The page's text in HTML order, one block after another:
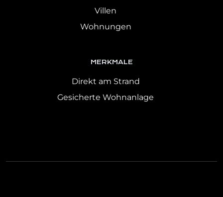
Villen
Wohnungen
MERKMALE
Direkt am Strand
Gesicherte Wohnanlage